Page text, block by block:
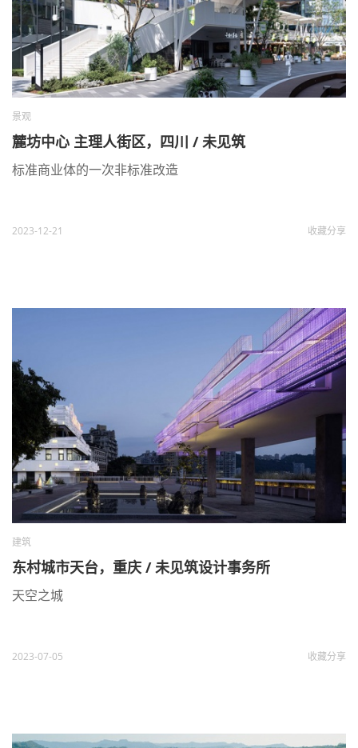
景观
麓坊中心 主理人街区，四川 / 未见筑
标准商业体的一次非标准改造
2023-12-21 收藏分享
建筑
东村城市天台，重庆 / 未见筑设计事务所
天空之城
2023-07-05 收藏分享